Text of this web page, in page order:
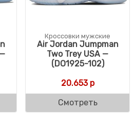
Кроссовки мужские
Air Jordan Jumpman
Two Trey USA —
(DO1925-102)
20.653р
Смотреть